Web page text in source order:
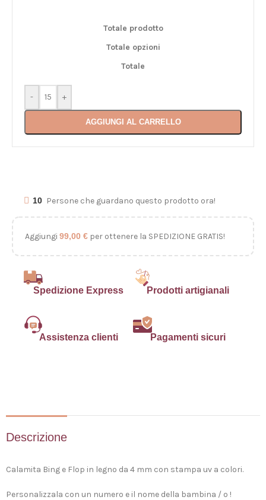
Totale prodotto
Totale opzioni
Totale
- +
AGGIUNGI AL CARRELLO
10 Persone che guardano questo prodotto ora!
Aggiungi 99,00 € per ottenere la SPEDIZIONE GRATIS!
Spedizione Express Prodotti artigianali
Assistenza clienti Pagamenti sicuri
Descrizione
Calamita Bing e Flop in legno da 4 mm con stampa uv a colori.
Personalizzala con un numero e il nome della bambina / o !